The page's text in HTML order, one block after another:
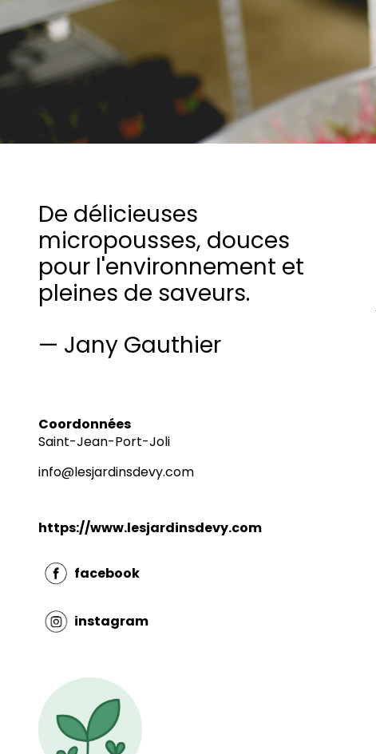
De délicieuses
micropousses, douces
pour l'environnement et
pleines de saveurs.
— Jany Gauthier
Coordonnées
Saint-Jean-Port-Joli
info@lesjardinsdevy.com
https://www.lesjardinsdevy.com
facebook
instagram